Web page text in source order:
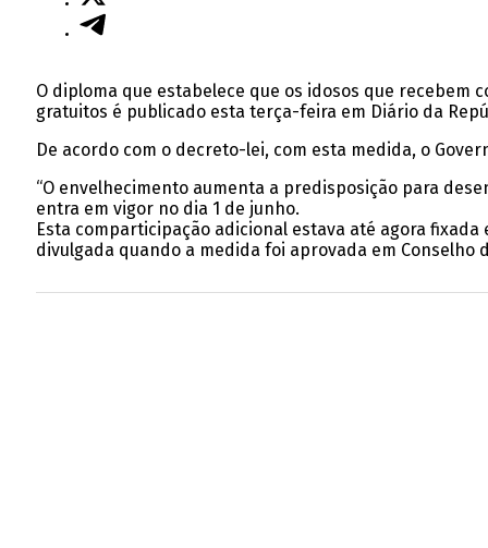
O diploma que estabelece que os idosos que
gratuitos é publicado esta terça-feira em Diário da
De acordo com o decreto-lei, com esta medida, o
“O envelhecimento aumenta a predisposição para
entra em vigor no dia 1 de junho.
Esta comparticipação adicional estava até agora
divulgada quando a medida foi aprovada em Conselho